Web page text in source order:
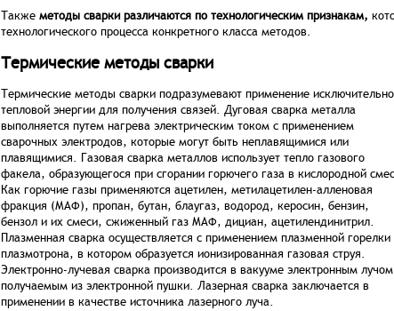
Также методы сварки различаются по технологическим признакам,
технологического процесса конкретного класса методов.
Термические методы сварки
Термические методы сварки подразумевают применение исключительно
тепловой энергии для получения связей. Дуговая сварка металла
выполняется путем нагрева электрическим током с применением
сварочных электродов, которые могут быть неплавящимися или
плавящимися. Газовая сварка металлов использует тепло газового
факела, образующегося при сгорании горючего газа в кислородной
Как горючие газы применяются ацетилен, метилацетилен-алленовая
фракция (МАФ), пропан, бутан, блаугаз, водород, керосин, бензин,
бензол и их смеси, сжиженный газ МАФ, дициан, ацетилендинитрил.
Плазменная сварка осуществляется с применением плазменной горелки
плазмотрона, в котором образуется ионизированная газовая струя.
Электронно-лучевая сварка производится в вакууме электронным
получаемым из электронной пушки. Лазерная сварка заключается в
применении в качестве источника лазерного луча.